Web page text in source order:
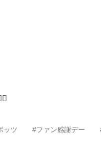
ッツ #ファン感謝デー